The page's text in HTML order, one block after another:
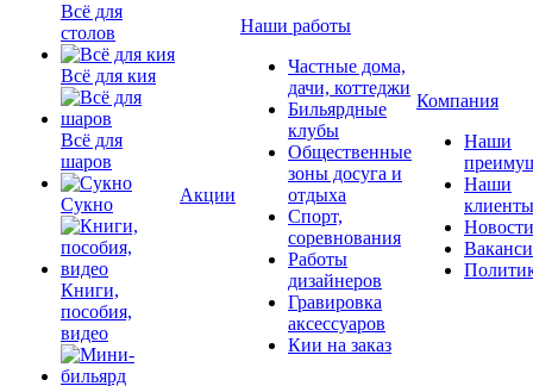
Всё для
столов
Всё для кия
Всё для
шаров
Сукно
Книги,
пособия,
видео
Акции
Наши работы
Частные дома,
дачи, коттеджи
Бильярдные
клубы
Общественные
зоны досуга и
отдыха
Спорт,
соревнования
Работы
дизайнеров
Гравировка
аксессуаров
Кии на заказ
Компания
Наши
Наши
клиенты
Новости